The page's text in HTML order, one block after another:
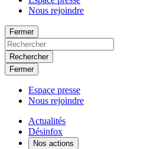
Nous rejoindre
Fermer
Rechercher
Fermer
Espace presse
Nous rejoindre
Actualités
Désinfox
Nos actions